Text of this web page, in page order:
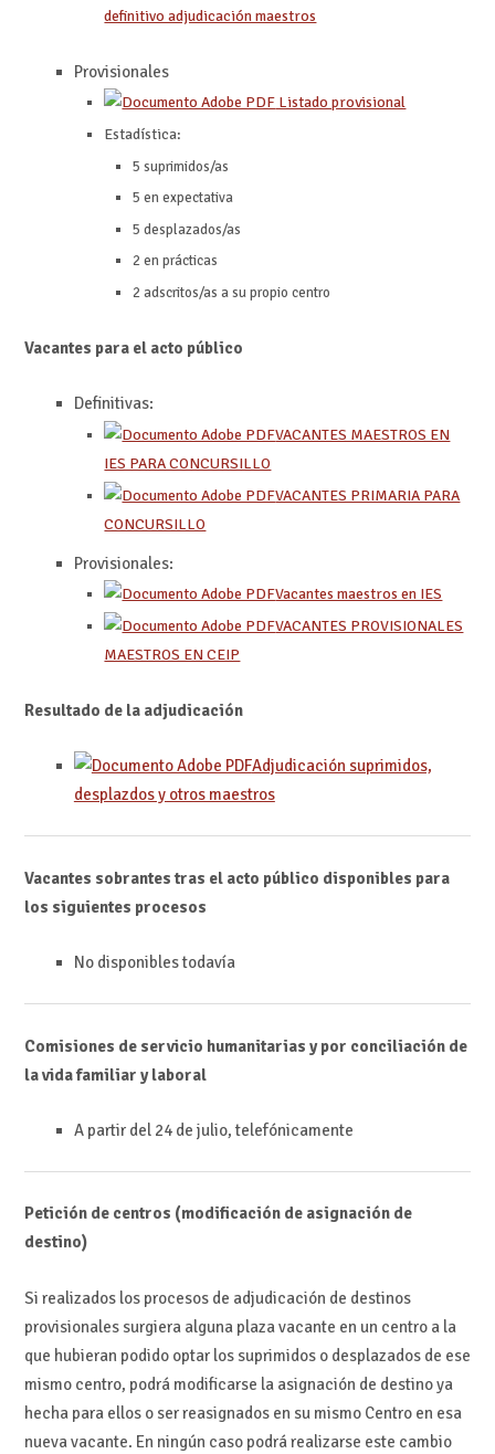
definitivo adjudicación maestros
Provisionales
Listado provisional
Estadística:
5 suprimidos/as
5 en expectativa
5 desplazados/as
2 en prácticas
2 adscritos/as a su propio centro
Vacantes para el acto público
Definitivas:
VACANTES MAESTROS EN
IES PARA CONCURSILLO
VACANTES PRIMARIA PARA
CONCURSILLO
Provisionales:
Vacantes maestros en IES
VACANTES PROVISIONALES
MAESTROS EN CEIP
Resultado de la adjudicación
Adjudicación suprimidos,
desplazdos y otros maestros
Vacantes sobrantes tras el acto público disponibles para
los siguientes procesos
No disponibles todavía
Comisiones de servicio humanitarias y por conciliación de
la vida familiar y laboral
A partir del 24 de julio, telefónicamente
Petición de centros (modificación de asignación de
destino)
Si realizados los procesos de adjudicación de destinos
provisionales surgiera alguna plaza vacante en un centro a la
que hubieran podido optar los suprimidos o desplazados de ese
mismo centro, podrá modificarse la asignación de destino ya
hecha para ellos o ser reasignados en su mismo Centro en esa
nueva vacante. En ningún caso podrá realizarse este cambio